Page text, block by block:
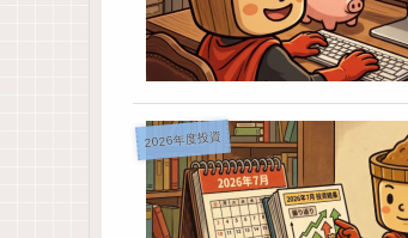
2026年度投資